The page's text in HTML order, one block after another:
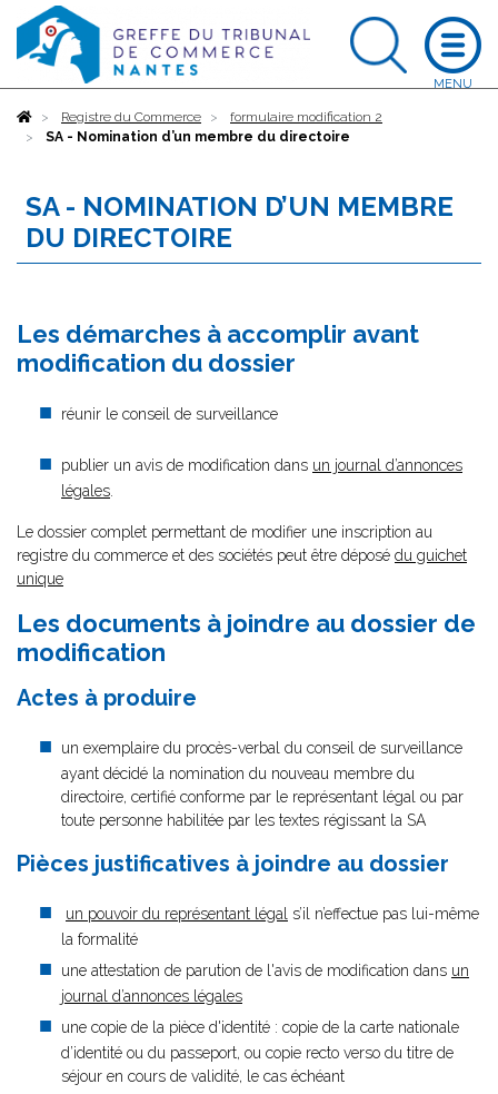
AccueilRegistre du Commerce
formulaire modification 2
SA - Nomination d’un membre du directoire
SA - NOMINATION D’UN MEMBRE
DU DIRECTOIRE
Les démarches à accomplir avant
modification du dossier
réunir le conseil de surveillance
publier un avis de modification dans un journal d’annonces
légales
Le dossier complet permettant de modifier une inscription au
registre du commerce et des sociétés peut être déposé du guichet
unique
Les documents à joindre au dossier de
modification
Actes à produire
un exemplaire du procès-verbal du conseil de surveillance
ayant décidé la nomination du nouveau membre du
directoire, certifié conforme par le représentant légal ou par
toute personne habilitée par les textes régissant la SA
Pièces justificatives à joindre au dossier
un pouvoir du représentant légal s’il n’effectue pas lui-même
la formalité
une attestation de parution de l'avis de modification dans un
journal d’annonces légales
une copie de la pièce d'identité : copie de la carte nationale
d’identité ou du passeport, ou copie recto verso du titre de
séjour en cours de validité, le cas échéant